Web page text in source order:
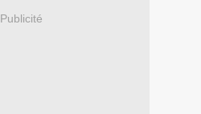
Publicité